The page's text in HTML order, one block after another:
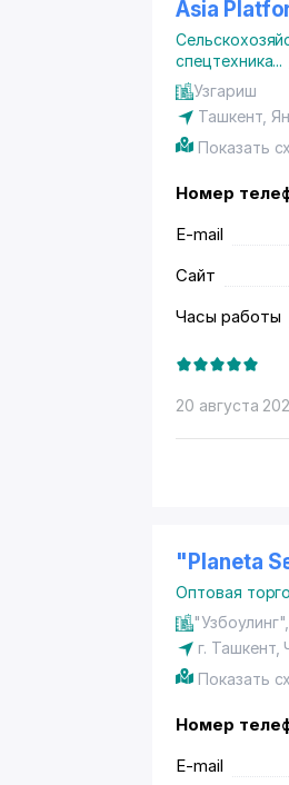
Asia
спецтехника...
Узгариш
Ташкент,
Показать
Номер
E-mail
Сайт
Часы работы
20 августа
"Planeta
Оптовая
г. Ташкент,
Показать
Номер
E-mail